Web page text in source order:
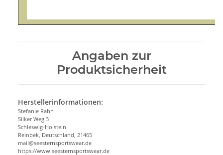
Angaben zur
Produktsicherheit
Herstellerinformationen:
Stefanie Rahn
Silker Weg 3
Schleswig-Holstein
Reinbek, Deutschland, 21465
mail@seesternsportswear.de
https://www.seesternsportswear.de